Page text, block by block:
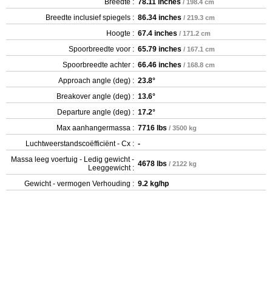
/ 198.4 cm
Breedte inclusief spiegels : 86.34 inches / 219.3 cm
Hoogte : 67.4 inches / 171.2 cm
Spoorbreedte voor : 65.79 inches / 167.1 cm
Spoorbreedte achter : 66.46 inches / 168.8 cm
Approach angle (deg) : 23.8°
Breakover angle (deg) : 13.6°
Departure angle (deg) : 17.2°
Max aanhangermassa : 7716 lbs / 3500 kg
Luchtweerstandscoëfficiënt - Cx : -
Massa leeg voertuig - Ledig gewicht -
Leeggewicht : 4678 lbs / 2122 kg
Gewicht - vermogen Verhouding : 9.2 kg/hp